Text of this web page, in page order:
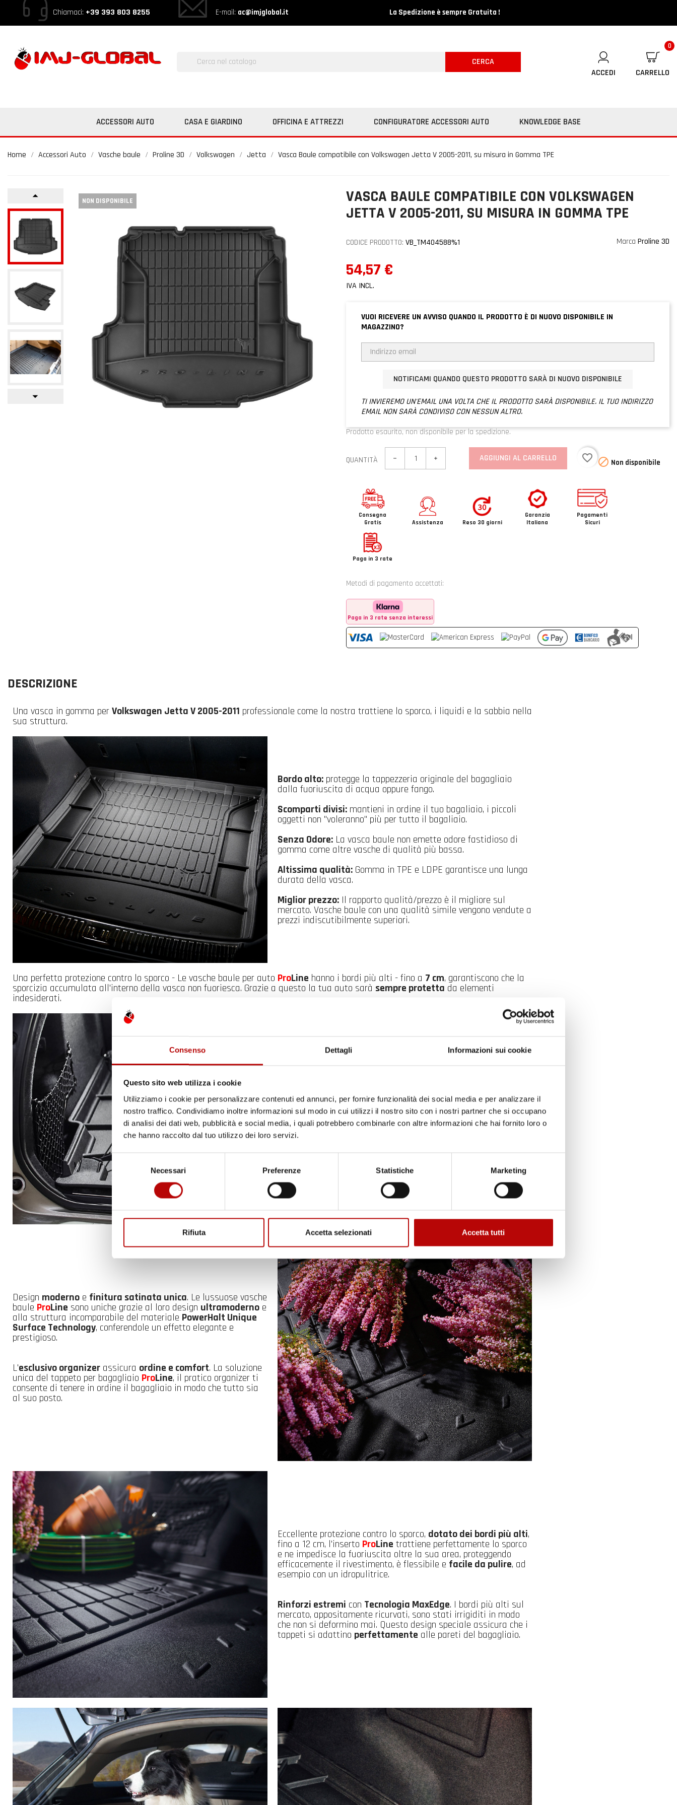
Consenso Dettagli Informazioni sui cookie
Questo sito web utilizza i cookie
Utilizziamo i cookie per personalizzare contenuti ed annunci, per fornire funzionalità dei social media e per analizzare il
nostro traffico. Condividiamo inoltre informazioni sul modo in cui utilizzi il nostro sito con i nostri partner che si occupano
di analisi dei dati web, pubblicità e social media, i quali potrebbero combinarle con altre informazioni che hai fornito loro o
che hanno raccolto dal tuo utilizzo dei loro servizi.
Selezione
del
consenso
Necessari Preferenze Statistiche Marketing
Rifiuta Accetta selezionati Accetta tutti
Chiamaci: +39 393 803 8255 E-mail: ac@imjglobal.it La Spedizione è sempre Gratuita !
CERCA
ACCEDI
CARRELLO
0
ACCESSORI AUTO CASA E GIARDINO OFFICINA E ATTREZZI CONFIGURATORE ACCESSORI AUTO KNOWLEDGE BASE
Home Accessori Auto Vasche baule Proline 3D Volkswagen Jetta Vasca Baule compatibile con Volkswagen Jetta V 2005-2011, su misura in Gomma TPE
NON DISPONIBILE
VASCA BAULE COMPATIBILE CON VOLKSWAGEN
JETTA V 2005-2011, SU MISURA IN GOMMA TPE
CODICE PRODOTTO: VB_TM404588%1 Marca Proline 3D
54,57 €
IVA INCL.
VUOI RICEVERE UN AVVISO QUANDO IL PRODOTTO È DI NUOVO DISPONIBILE IN
MAGAZZINO?
NOTIFICAMI QUANDO QUESTO PRODOTTO SARÀ DI NUOVO DISPONIBILE
TI INVIEREMO UN'EMAIL UNA VOLTA CHE IL PRODOTTO SARÀ DISPONIBILE. IL TUO INDIRIZZO
EMAIL NON SARÀ CONDIVISO CON NESSUN ALTRO.
Prodotto esaurito, non disponibile per la spedizione.
QUANTITÀ AGGIUNGI AL CARRELLO favorite_border  Non disponibile
Consegna
Gratis
Assistenza Reso 30 giorni
Garanzia
Italiana
Pagamenti
Sicuri
Paga in 3 rate
Metodi di pagamento accettati:
Paga in 3 rate senza interessi
DESCRIZIONE
Una vasca in gomma perVolkswagen Jetta V 2005-2011 professionale come la nostra trattiene lo sporco, i liquidi e la sabbia nella
sua struttura.
Bordo alto:protegge la tappezzeria originale del bagagliaio
dalla fuoriuscita di acqua oppure fango.
Scomparti divisi:mantieni in ordine il tuo bagaliaio, i piccoli
oggetti non "voleranno" più per tutto il bagaliaio.
Senza Odore:La vasca baule non emette odore fastidioso di
gomma come altre vasche di qualità più bassa.
Altissima qualità:Gomma in TPE e LDPE garantisce una lunga
durata della vasca.
Miglior prezzo:Il rapporto qualità/prezzo è il migliore sul
mercato. Vasche baule con una qualità simile vengono vendute a
prezzi indiscutibilmente superiori.
Una perfetta protezione contro lo sporco - Le vasche baule per auto ProLine hanno i bordi più alti - fino a 7 cm, garantiscono che la
sporcizia accumulata all'interno della vasca non fuoriesca. Grazie a questo la tua auto sarà sempre protetta da elementi
indesiderati.
Design moderno e finitura satinata unica. Le lussuose vasche
baule ProLine sono uniche grazie al loro design ultramoderno e
alla struttura incomparabile del materiale PowerHalt Unique
Surface Technology, conferendole un effetto elegante e
prestigioso.
L'esclusivo organizer assicura ordine e comfort. La soluzione
unica del tappeto per bagagliaio ProLine, il pratico organizer ti
consente di tenere in ordine il bagagliaio in modo che tutto sia
al suo posto.
Eccellente protezione contro lo sporco, dotato dei bordi più alti,
fino a 12 cm, l'inserto ProLine trattiene perfettamente lo sporco
e ne impedisce la fuoriuscita oltre la sua area, proteggendo
efficacemente il rivestimento, è flessibile e facile da pulire, ad
esempio con un idropulitrice.
Rinforzi estremi con Tecnologia MaxEdge. I bordi più alti sul
mercato, appositamente ricurvati, sono stati irrigiditi in modo
che non si deformino mai. Questo design speciale assicura che i
tappeti si adattino perfettamente alle pareti del bagagliaio.
è già pronto!
Oltre 2000 clienti già iscritti.